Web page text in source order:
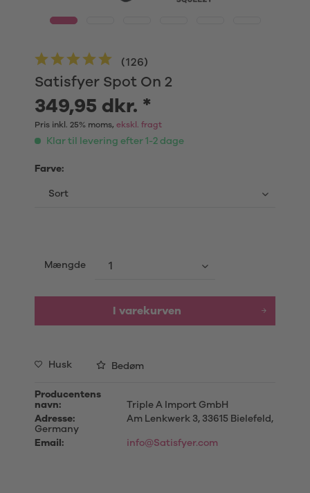
Satisfyer Spot On 2
(126)
349,95 dkr. *
Pris inkl. 25% moms, ekskl. fragt
Klar til levering efter 1-2 dage
Farve:
Mængde
I varekurven
Husk Bedøm
Producentens
navn:
Triple A Import GmbH
Adresse:
Am Lenkwerk 3, 33615 Bielefeld,
Germany
Email:
info@Satisfyer.com